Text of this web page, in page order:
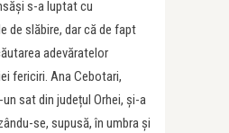
s-a luptat cu
de slăbire, dar că de fapt
adevăratelor
fericiri. Ana Cebotari,
sat din județul Orhei, și-a
se, supusă, în umbra și